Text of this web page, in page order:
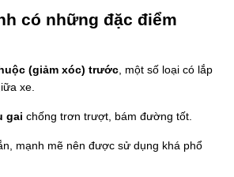
có những đặc điểm
(giảm xóc) trước , một số loại có lắp
xe.
gai chống trơn trượt, bám đường tốt.
mạnh mẽ nên được sử dụng khá phổ